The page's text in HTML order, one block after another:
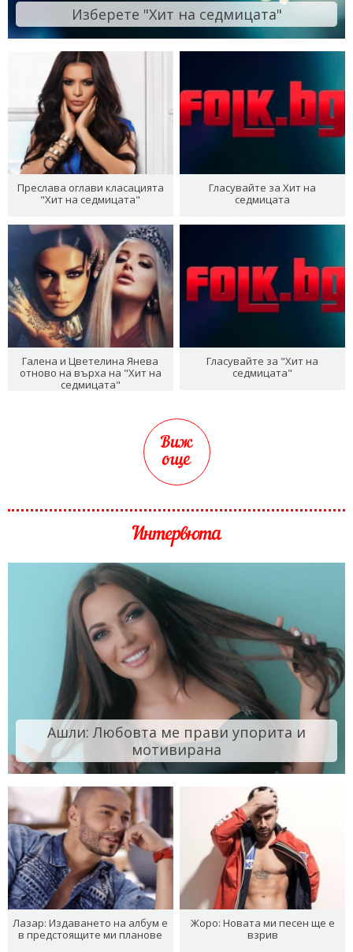
Изберете "Хит на седмицата"
Преслава оглави класацията
"Хит на седмицата"
Гласувайте за Хит на
седмицата
Галена и Цветелина Янева
отново на върха на "Хит на
седмицата"
Гласувайте за "Хит на
седмицата"
Виж
още
Интервюта
Ашли: Любовта ме прави упорита и
мотивирана
Лазар: Издаването на албум е
в предстоящите ми планове
Жоро: Новата ми песен ще е
взрив